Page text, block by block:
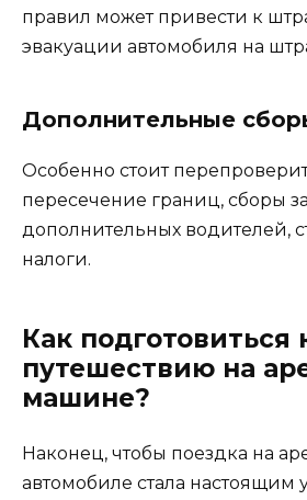
правил может привести к
эвакуации автомобиля на
Дополнительные
Особенно стоит
пересечение границ, сборы
дополнительных водителей,
налоги.
Как подготовиться
путешествию на
машине?
Наконец, чтобы поездка на
автомобиле стала настоящим